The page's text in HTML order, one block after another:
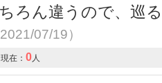
ろん違うので、巡
07/19）
現在： 0 人